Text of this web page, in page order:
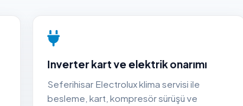
Inverter kart ve elektrik onarımı
Seferihisar Electrolux klima servisi ile
besleme, kart, kompresör sürüşü ve